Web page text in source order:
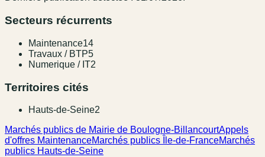
Secteurs récurrents
Maintenance14
Travaux / BTP5
Numerique / IT2
Territoires cités
Hauts-de-Seine2
Marchés publics de Mairie de Boulogne-BillancourtAppels
d'offres MaintenanceMarchés publics Île-de-FranceMarchés
publics Hauts-de-Seine